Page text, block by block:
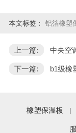
本文标签： 铝箔橡塑
上一篇: 中央空
下一篇: b1级橡
橡塑保温板